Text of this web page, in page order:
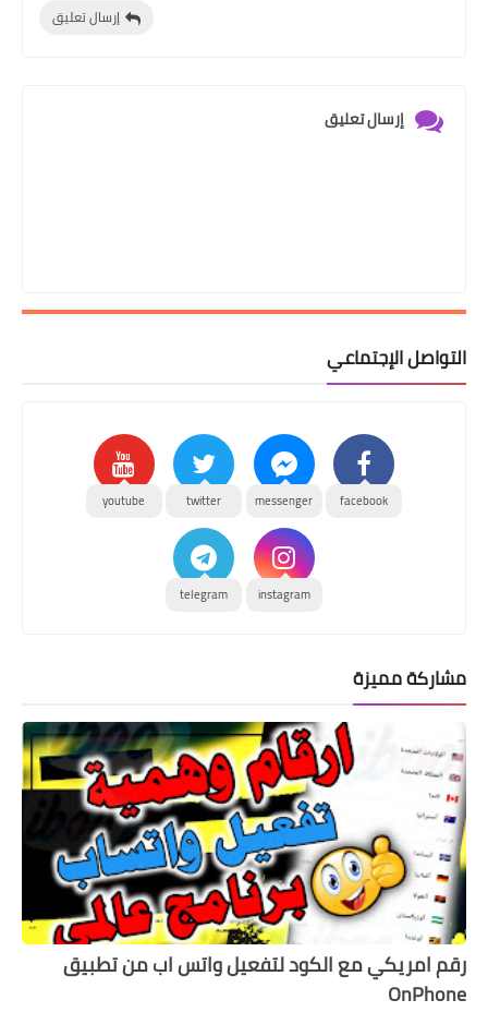
إرسال تعليق
إرسال تعليق
التواصل الإجتماعي
facebook
messenger
twitter
youtube
instagram
telegram
مشاركة مميزة
رقم امريكي مع الكود لتفعيل واتس اب من تطبيق
OnPhone